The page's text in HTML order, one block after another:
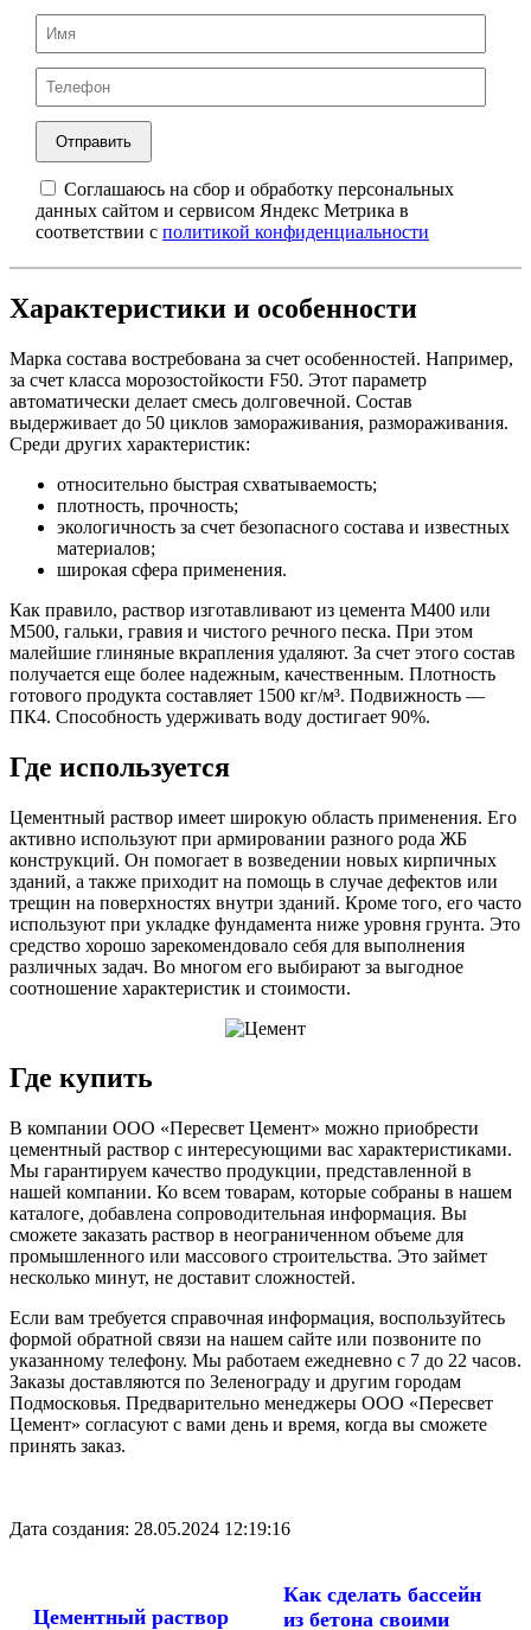
Соглашаюсь на сбор и обработку персональных
данных сайтом и сервисом Яндекс Метрика в
соответствии с политикой конфиденциальности
Характеристики и особенности
Марка состава востребована за счет особенностей. Например,
за счет класса морозостойкости F50. Этот параметр
автоматически делает смесь долговечной. Состав
выдерживает до 50 циклов замораживания, размораживания.
Среди других характеристик:
относительно быстрая схватываемость;
плотность, прочность;
экологичность за счет безопасного состава и известных
материалов;
широкая сфера применения.
Как правило, раствор изготавливают из цемента М400 или
М500, гальки, гравия и чистого речного песка. При этом
малейшие глиняные вкрапления удаляют. За счет этого состав
получается еще более надежным, качественным. Плотность
готового продукта составляет 1500 кг/м³. Подвижность —
ПК4. Способность удерживать воду достигает 90%.
Где используется
Цементный раствор имеет широкую область применения. Его
активно используют при армировании разного рода ЖБ
конструкций. Он помогает в возведении новых кирпичных
зданий, а также приходит на помощь в случае дефектов или
трещин на поверхностях внутри зданий. Кроме того, его часто
используют при укладке фундамента ниже уровня грунта. Это
средство хорошо зарекомендовало себя для выполнения
различных задач. Во многом его выбирают за выгодное
соотношение характеристик и стоимости.
Где купить
В компании ООО «Пересвет Цемент» можно приобрести
цементный раствор с интересующими вас характеристиками.
Мы гарантируем качество продукции, представленной в
нашей компании. Ко всем товарам, которые собраны в нашем
каталоге, добавлена сопроводительная информация. Вы
сможете заказать раствор в неограниченном объеме для
промышленного или массового строительства. Это займет
несколько минут, не доставит сложностей.
Если вам требуется справочная информация, воспользуйтесь
формой обратной связи на нашем сайте или позвоните по
указанному телефону. Мы работаем ежедневно с 7 до 22 часов.
Заказы доставляются по Зеленограду и другим городам
Подмосковья. Предварительно менеджеры ООО «Пересвет
Цемент» согласуют с вами день и время, когда вы сможете
принять заказ.
Дата создания: 28.05.2024 12:19:16
Цементный раствор
Как сделать бассейн
из бетона своими